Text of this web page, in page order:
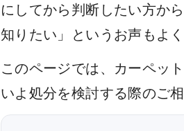
にしてから判断したい方か
知りたい」というお声もよ
このページでは、カーペッ
いよ処分を検討する際のご